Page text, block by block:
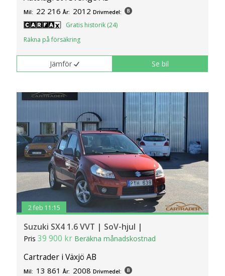
Mil: 22 216 År: 2012 Drivmedel:
Gratis historik (24)
Räkna på försäkring
Jämför Se bil
2 feb 11:15
Suzuki SX4 1.6 VVT | SoV-hjul |
Pris39 900 kr Beräkna månadskostnad
Cartrader i Växjö AB
Mil: 13 861 År: 2008 Drivmedel: